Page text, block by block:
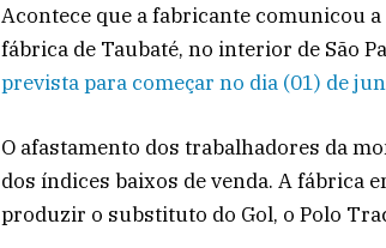
Acontece que a fabricante comunicou
fábrica de Taubaté, no interior de São
prevista para começar no dia (01) de
O afastamento dos trabalhadores da
dos índices baixos de venda. A fábrica
produzir o substituto do Gol, o Polo